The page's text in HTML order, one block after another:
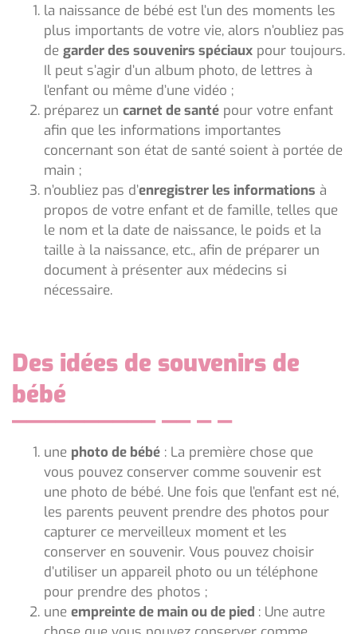
la naissance de bébé est l’un des moments les
plus importants de votre vie, alors n’oubliez pas
de garder des souvenirs spéciaux pour toujours.
Il peut s’agir d’un album photo, de lettres à
l’enfant ou même d’une vidéo ;
préparez un carnet de santé pour votre enfant
afin que les informations importantes
concernant son état de santé soient à portée de
main ;
n’oubliez pas d’enregistrer les informations à
propos de votre enfant et de famille, telles que
le nom et la date de naissance, le poids et la
taille à la naissance, etc., afin de préparer un
document à présenter aux médecins si
nécessaire.
Des idées de souvenirs de
bébé
une photo de bébé : La première chose que
vous pouvez conserver comme souvenir est
une photo de bébé. Une fois que l’enfant est né,
les parents peuvent prendre des photos pour
capturer ce merveilleux moment et les
conserver en souvenir. Vous pouvez choisir
d’utiliser un appareil photo ou un téléphone
pour prendre des photos ;
une empreinte de main ou de pied : Une autre